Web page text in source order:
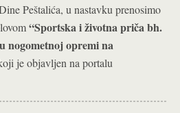
Peštalića, u nastavku prenosimo
“Sportska i životna priča bh.
nogometnoj opremi na
je objavljen na portalu